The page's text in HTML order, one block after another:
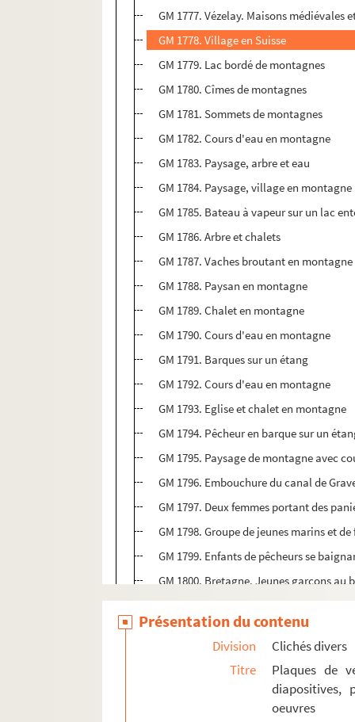
GM 1777. Vézelay. Maisons médiévales
GM 1778. Village en Suisse
GM 1779. Lac bordé de montagnes
GM 1780. Cîmes de montagnes
GM 1781. Sommets de montagnes
GM 1782. Cours d'eau en montagne
GM 1783. Paysage, arbre et eau
GM 1784. Paysage, village en montagne
GM 1785. Bateau à vapeur sur un lac
GM 1786. Arbre et chalets
GM 1787. Vaches broutant en montagne
GM 1788. Paysan en montagne
GM 1789. Chalet en montagne
GM 1790. Cours d'eau en montagne
GM 1791. Barques sur un étang
GM 1792. Cours d'eau en montagne
GM 1793. Eglise et chalet en montagne
GM 1794. Pêcheur en barque sur un
GM 1795. Paysage de montagne avec
GM 1796. Embouchure du canal de
GM 1797. Deux femmes portant des
GM 1798. Groupe de jeunes marins et
GM 1799. Enfants de pêcheurs se
GM 1800. Bretagne. Jeunes garçons
GM 1801. Groupe de paysannes en
GM 1802. Arbres au bord d'un lac
GM 1803. Venise. Palais Royal et
Présentation du contenu
Division
Clichés divers
Titre
Plaques de
diapositives,
oeuvres